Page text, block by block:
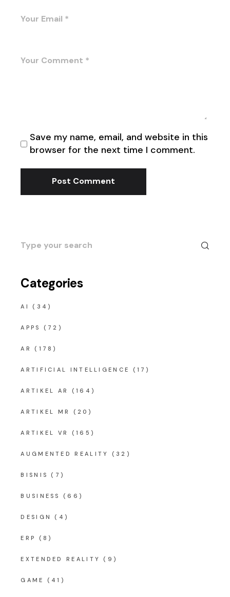
Save my name, email, and website in this
browser for the next time I comment.
Post Comment
Search
for:
Categories
AI (34)
APPS (72)
AR (178)
ARTIFICIAL INTELLIGENCE (17)
ARTIKEL AR (164)
ARTIKEL MR (20)
ARTIKEL VR (165)
AUGMENTED REALITY (32)
BISNIS (7)
BUSINESS (66)
DESIGN (4)
ERP (8)
EXTENDED REALITY (9)
GAME (41)